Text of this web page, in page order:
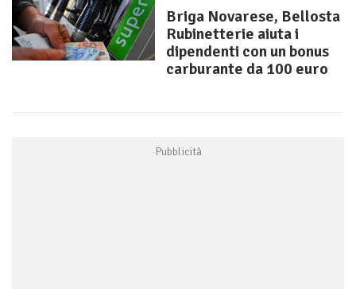
Briga Novarese, Bellosta
Rubinetterie aiuta i
dipendenti con un bonus
carburante da 100 euro